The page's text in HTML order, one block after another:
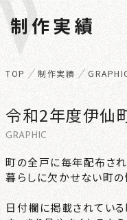
制作実績
TOP 制作実績
令和2年度伊仙
GRAPHIC
町の全戸に毎年配布され
暮らしに欠かせない町の
日付欄に掲載されてい
RECRUIT
NEWS
PRIVACY